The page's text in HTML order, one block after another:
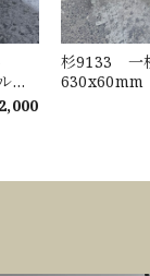
ル
ラウ
杉9133 一
ダイニン